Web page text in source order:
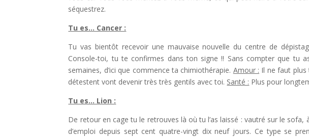
séquestrez.
Tu es… Cancer :
Tu vas bientôt recevoir une mauvaise nouvelle du centre de
Console-toi, tu te confirmes dans ton signe !! Sans compter que tu
semaines, d’ici que commence ta chimiothérapie. Amour : Il ne faut
détestent vont devenir très très gentils avec toi. Santé : Plus pour
Tu es… Lion :
De retour en cage tu le retrouves là où tu l’as laissé : vautré sur le
d’emploi depuis sept cent quatre-vingt dix neuf jours. Ce type se